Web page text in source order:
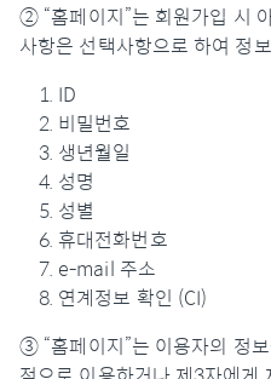
② “홈페이지”는 회원가입 시
사항은 선택사항으로 하여 정
ID
비밀번호
생년월일
성명
성별
휴대전화번호
e-mail 주소
연계정보 확인 (CI)
③ “홈페이지”는 이용자의 정